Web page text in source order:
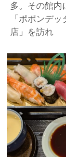
多。その館内
「ポポンデ
店」を訪れ